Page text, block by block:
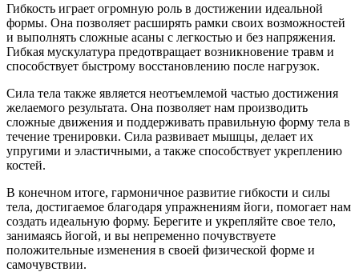
Гибкость играет огромную роль в достижении идеальной
формы. Она позволяет расширять рамки своих возможностей
и выполнять сложные асаны с легкостью и без напряжения.
Гибкая мускулатура предотвращает возникновение травм и
способствует быстрому восстановлению после нагрузок.
Сила тела также является неотъемлемой частью достижения
желаемого результата. Она позволяет нам производить
сложные движения и поддерживать правильную форму тела в
течение тренировки. Сила развивает мышцы, делает их
упругими и эластичными, а также способствует укреплению
костей.
В конечном итоге, гармоничное развитие гибкости и силы
тела, достигаемое благодаря упражнениям йоги, помогает нам
создать идеальную форму. Берегите и укрепляйте свое тело,
занимаясь йогой, и вы непременно почувствуете
положительные изменения в своей физической форме и
самочувствии.